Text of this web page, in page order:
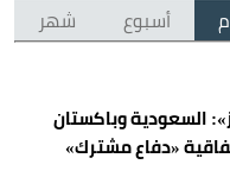
أسبوع شهر
السعودية وباكستان
«دفاع مشترك»